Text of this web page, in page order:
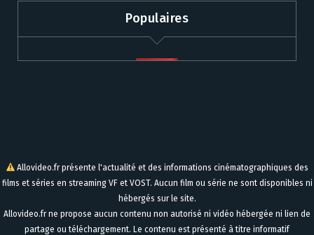
Populaires
Allovideo.fr présente l'actualité et des informations cinématographiques des
films et séries en streaming VF et VOST. Aucun film ou série ne sont disponibles ni
hébergés sur le site.
Allovideo.fr ne propose aucun contenu non autorisé ni vidéo hébergée ni lien de
partage ou téléchargement. Le contenu est présenté à titre informatif